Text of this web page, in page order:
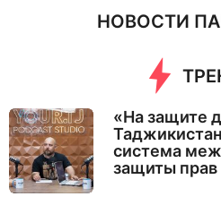
НОВОСТИ
«На защите
система
защиты прав